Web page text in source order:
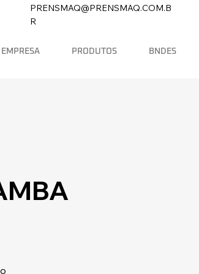
PRENSMAQ@PRENSMAQ.COM.B
R
EMPRESA PRODUTOS BNDES